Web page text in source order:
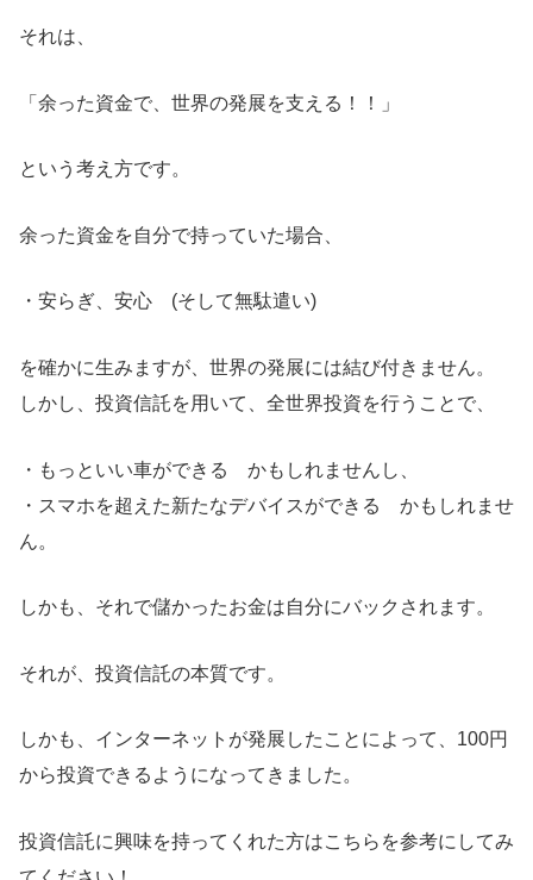
それは、
「余った資金で、世界の発展を支える！！」
という考え方です。
余った資金を自分で持っていた場合、
・安らぎ、安心 (そして無駄遣い)
を確かに生みますが、世界の発展には結び付きません。
しかし、投資信託を用いて、全世界投資を行うことで、
・もっといい車ができる かもしれませんし、
・スマホを超えた新たなデバイスができる かもしれませ
ん。
しかも、それで儲かったお金は自分にバックされます。
それが、投資信託の本質です。
しかも、インターネットが発展したことによって、100円
から投資できるようになってきました。
投資信託に興味を持ってくれた方はこちらを参考にしてみ